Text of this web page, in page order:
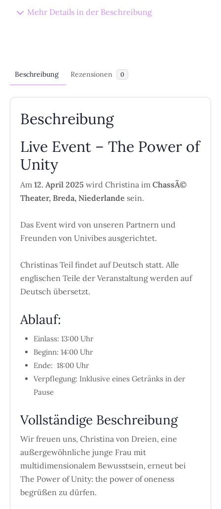
Mehr Details in der Beschreibung
Beschreibung Rezensionen 0
Beschreibung
Live Event – The Power of
Unity
Am 12. April 2025 wird Christina im ChassÃ©
Theater, Breda, Niederlande sein.
Das Event wird von unseren Partnern und
Freunden von Univibes ausgerichtet.
Christinas Teil findet auf Deutsch statt. Alle
englischen Teile der Veranstaltung werden auf
Deutsch übersetzt.
Ablauf:
Einlass: 13:00 Uhr
Beginn: 14:00 Uhr
Ende: 18:00 Uhr
Verpflegung: Inklusive eines Getränks in der
Pause
Vollständige Beschreibung
Wir freuen uns, Christina von Dreien, eine
außergewöhnliche junge Frau mit
multidimensionalem Bewusstsein, erneut bei
The Power of Unity: the power of oneness
begrüßen zu dürfen.